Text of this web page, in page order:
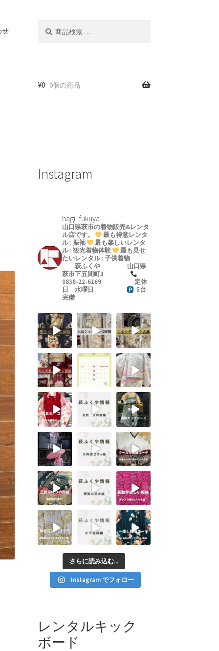
せ
¥0 0個の商品
Instagram
hagi_fukuya
山口県萩市の着物販売&レンタ
ル店です。
最も得意レンタ
ル : 振袖
最も楽しいレンタ
ル : 観光着物体験
最も見せ
たいレンタル : 子供着物
萩ふくや山口県
萩市下五間町3
0838-22-6169定休
日 水曜日
5台
完備
さらに読み込む...
Instagram でフォロー
レンタルキック
ボード